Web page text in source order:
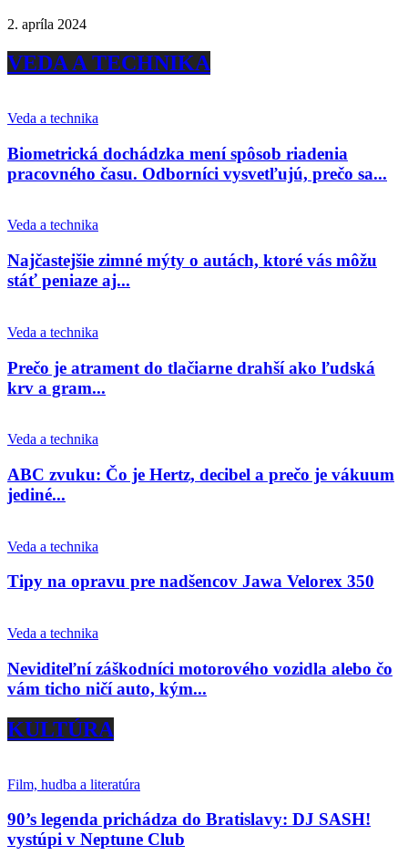
2. apríla 2024
VEDA A TECHNIKA
Veda a technika
Biometrická dochádzka mení spôsob riadenia
pracovného času. Odborníci vysvetľujú, prečo sa...
Veda a technika
Najčastejšie zimné mýty o autách, ktoré vás môžu
stáť peniaze aj...
Veda a technika
Prečo je atrament do tlačiarne drahší ako ľudská
krv a gram...
Veda a technika
ABC zvuku: Čo je Hertz, decibel a prečo je vákuum
jediné...
Veda a technika
Tipy na opravu pre nadšencov Jawa Velorex 350
Veda a technika
Neviditeľní záškodníci motorového vozidla alebo čo
vám ticho ničí auto, kým...
KULTÚRA
Film, hudba a literatúra
90’s legenda prichádza do Bratislavy: DJ SASH!
vystúpi v Neptune Club